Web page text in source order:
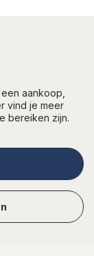
aankoop,
vind je meer
bereiken zijn.